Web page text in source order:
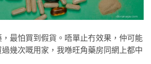
最怕買到假貨。唔單止冇效果，仲可能
幾次嘅用家，我喺旺角藥房同網上都中